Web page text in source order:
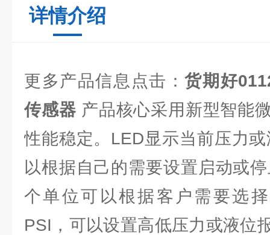
详情介绍
更多产品信息点击：货期好
传感器 产品核心采用新型智能
性能稳定。LED显示当前压力
以根据自己的需要设置启动或
个单位可以根据客户需要选
PSI，可以设置高低压力或液位